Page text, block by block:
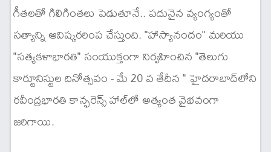
గీతలతో గిలిగింతలు పెడుతూనే.. పదునైన వ్యంగ్యంతో
సత్యాన్ని ఆవిష్కరరింప చేస్తుంది. "హాస్యానందం" మరియు
"సత్యకళాభారతి" సంయుక్తంగా నిర్వహించిన "తెలుగు
కార్టూనిస్టుల దినోత్సవం - మే 20 వ తేదీన " హైదరాబాద్‌లోని
రవీంద్రభారతి కాన్ఫరెన్స్ హాల్‌లో అత్యంత వైభవంగా
జరిగాయి.